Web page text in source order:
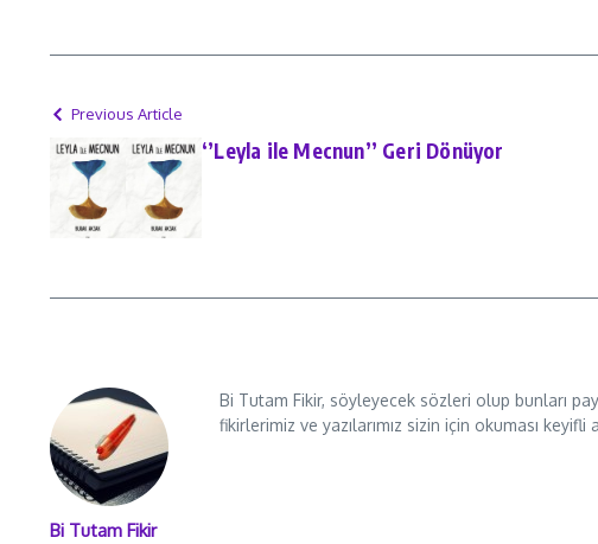
Previous Article
‘’Leyla ile Mecnun’’ Geri Dönüyor
Bi Tutam Fikir
Bi Tutam Fikir, söyleyecek sözleri olup bunları
fikirlerimiz ve yazılarımız sizin için okuması keyifli